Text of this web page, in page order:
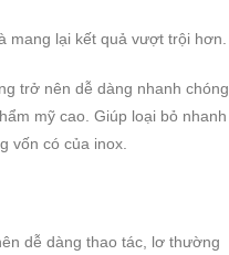
mang lại kết quả vượt trội hơn.
trở nên dễ dàng nhanh chóng
mỹ cao. Giúp loại bỏ nhanh
vốn có của inox.
dễ dàng thao tác, lơ thường